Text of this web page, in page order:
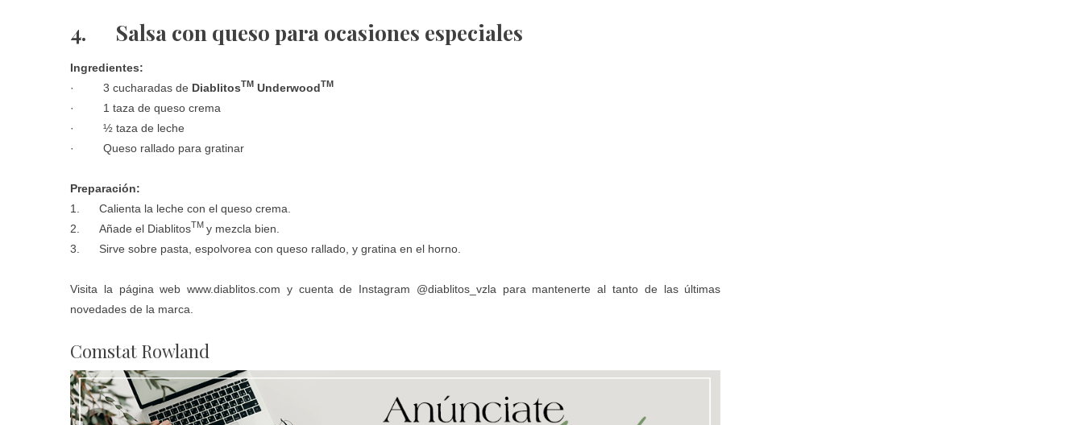
4. Salsa con queso para ocasiones especiales
Ingredientes:
· 3 cucharadas de DiablitosTM UnderwoodTM
· 1 taza de queso crema
· ½ taza de leche
· Queso rallado para gratinar
Preparación:
1. Calienta la leche con el queso crema.
2. Añade el DiablitosTM y mezcla bien.
3. Sirve sobre pasta, espolvorea con queso rallado, y gratina en el horno.
Visita la página webwww.diablitos.com y cuenta de Instagram @diablitos_vzla para mantenerte al tanto de las últimas
novedades de la marca.
Comstat Rowland